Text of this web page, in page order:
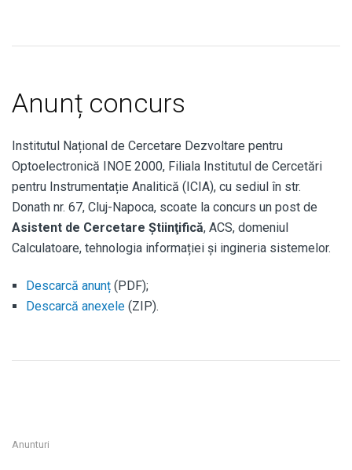
Anunț concurs
Institutul Național de Cercetare Dezvoltare pentru
Optoelectronică INOE 2000, Filiala Institutul de Cercetări
pentru Instrumentație Analitică (ICIA), cu sediul în str.
Donath nr. 67, Cluj-Napoca, scoate la concurs un post de
Asistent de Cercetare Știinţifică, ACS, domeniul
Calculatoare, tehnologia informației și ingineria sistemelor.
Descarcă anunț (PDF);
Descarcă anexele (ZIP).
Anunturi